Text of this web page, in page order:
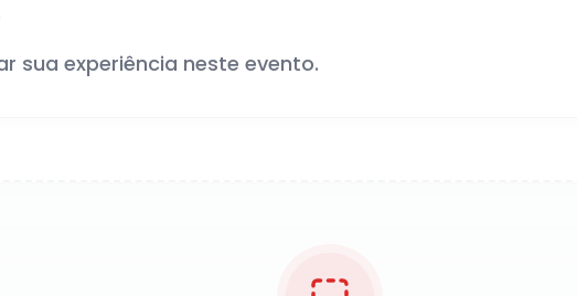
sua experiência neste evento.